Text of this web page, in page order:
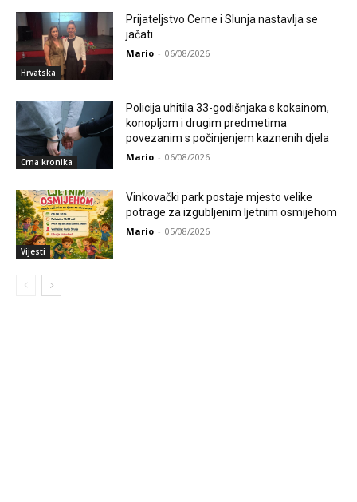
Hrvatska
Prijateljstvo Cerne i Slunja nastavlja se
jačati
Mario - 06/08/2026
Crna kronika
Policija uhitila 33-godišnjaka s kokainom,
konopljom i drugim predmetima
povezanim s počinjenjem kaznenih djela
Mario - 06/08/2026
Vijesti
Vinkovački park postaje mjesto velike
potrage za izgubljenim ljetnim osmijehom
Mario - 05/08/2026